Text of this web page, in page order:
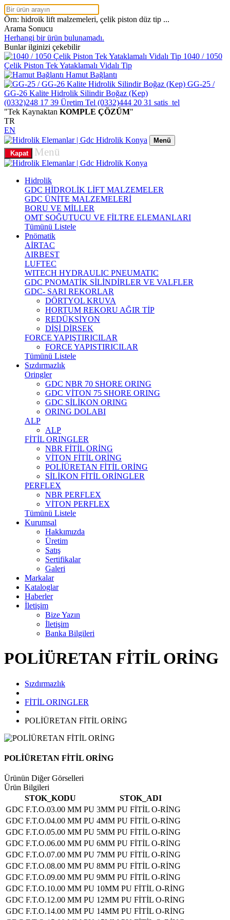
Örn: hidroik lift malzemeleri, çelik piston düz tip ...
Arama Sonucu
Herhangi bir ürün bulunamadı.
Bunlar ilginizi çekebilir
1040 / 1050
Çelik Piston Tek Yataklamalı Vidalı Tip
Hamut Bağlantı
GG-25 /
GG-26 Kalite Hidrolik Silindir Boğaz (Kep)
(0332)248 17 39 Üretim Tel (0332)444 20 31 satis_tel
"Tek Kaynaktan KOMPLE ÇÖZÜM"
TR
EN
Menü
Kapat
Menü
Hidrolik
GDC HİDROLİK LİFT MALZEMELER
GDC ÜNİTE MALZEMELERİ
BORU VE MİLLER
OMT SOĞUTUCU VE FİLTRE ELEMANLARI
Tümünü Listele
Pnömatik
AİRTAC
AIRBEST
LUFTEC
WITECH HYDRAULIC PNEUMATIC
GDC PNOMATİK SİLİNDİRLER VE VALFLER
GDC- SARI REKORLAR
DÖRTYOL KRUVA
HORTUM REKORU AĞIR TİP
REDÜKSİYON
DİŞİ DİRSEK
FORCE YAPIŞTIRICILAR
FORCE YAPISTIRICILAR
Tümünü Listele
Sızdırmazlık
Oringler
GDC NBR 70 SHORE ORING
GDC VİTON 75 SHORE ORING
GDC SİLİKON ORING
ORING DOLABI
ALP
ALP
FİTİL ORINGLER
NBR FİTİL ORİNG
VİTON FİTİL ORİNG
POLİÜRETAN FİTİL ORİNG
SİLİKON FİTİL ORİNGLER
PERFLEX
NBR PERFLEX
VİTON PERFLEX
Tümünü Listele
Kurumsal
Hakkımızda
Üretim
Satış
Sertifikalar
Galeri
Markalar
Kataloglar
Haberler
İletişim
Bize Yazın
İletişim
Banka Bilgileri
POLİÜRETAN FİTİL ORİNG
Sızdırmazlık
FİTİL ORINGLER
POLİÜRETAN FİTİL ORİNG
POLİÜRETAN FİTİL ORİNG
Ürünün Diğer Görselleri
Ürün Bilgileri
STOK_KODU
STOK_ADI
GDC F.T.O.03.00 MM PU 3MM PU FİTİL O-RİNG
GDC F.T.O.04.00 MM PU 4MM PU FİTİL O-RİNG
GDC F.T.O.05.00 MM PU 5MM PU FİTİL O-RİNG
GDC F.T.O.06.00 MM PU 6MM PU FİTİL O-RİNG
GDC F.T.O.07.00 MM PU 7MM PU FİTİL O-RİNG
GDC F.T.O.08.00 MM PU 8MM PU FİTİL O-RİNG
GDC F.T.O.09.00 MM PU 9MM PU FİTİL O-RİNG
GDC F.T.O.10.00 MM PU 10MM PU FİTİL O-RİNG
GDC F.T.O.12.00 MM PU 12MM PU FİTİL O-RİNG
GDC F.T.O.14.00 MM PU 14MM PU FİTİL O-RİNG